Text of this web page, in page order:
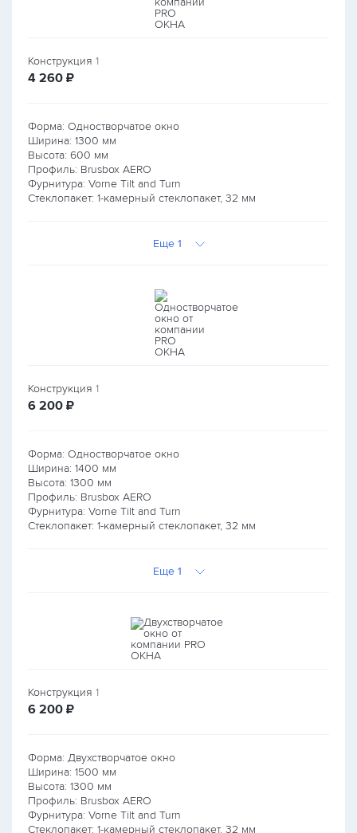
Конструкция 1
4 260 руб.
₽
Форма: Одностворчатое окно
Ширина: 1300 мм
Высота: 600 мм
Профиль: Brusbox AERO
Фурнитура: Vorne Tilt and Turn
Стеклопакет: 1-камерный стеклопакет, 32 мм
Еще 1
Конструкция 1
6 200 руб.
₽
Форма: Одностворчатое окно
Ширина: 1400 мм
Высота: 1300 мм
Профиль: Brusbox AERO
Фурнитура: Vorne Tilt and Turn
Стеклопакет: 1-камерный стеклопакет, 32 мм
Еще 1
Конструкция 1
6 200 руб.
₽
Форма: Двухстворчатое окно
Ширина: 1500 мм
Высота: 1300 мм
Профиль: Brusbox AERO
Фурнитура: Vorne Tilt and Turn
Стеклопакет: 1-камерный стеклопакет, 32 мм